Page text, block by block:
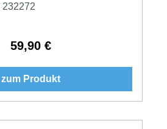
232272
Regulärer Preis:
59,90 €
zum Produkt